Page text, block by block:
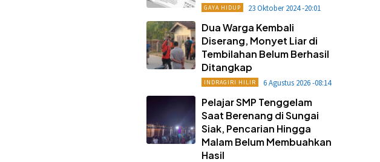
GAYA HIDUP 23 Oktober 2024 -20:01
Dua Warga Kembali
Diserang, Monyet Liar di
Tembilahan Belum Berhasil
Ditangkap
INDRAGIRI HILIR 6 Agustus 2026 -08:14
Pelajar SMP Tenggelam
Saat Berenang di Sungai
Siak, Pencarian Hingga
Malam Belum Membuahkan
Hasil